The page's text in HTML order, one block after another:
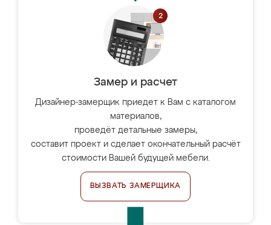
Замер и расчет
Дизайнер-замерщик приедет к Вам с каталогом
материалов,
проведёт детальные замеры,
составит проект и сделает окончательный расчёт
стоимости Вашей будущей мебели.
ВЫЗВАТЬ ЗАМЕРЩИКА